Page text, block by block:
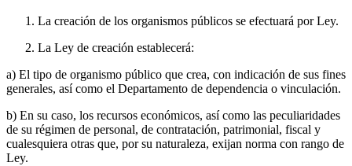
La creación de los organismos públicos se efectuará por Ley.
La Ley de creación establecerá:
a) El tipo de organismo público que crea, con indicación de sus fines
generales, así como el Departamento de dependencia o vinculación.
b) En su caso, los recursos económicos, así como las peculiaridades
de su régimen de personal, de contratación, patrimonial, fiscal y
cualesquiera otras que, por su naturaleza, exijan norma con rango de
Ley.